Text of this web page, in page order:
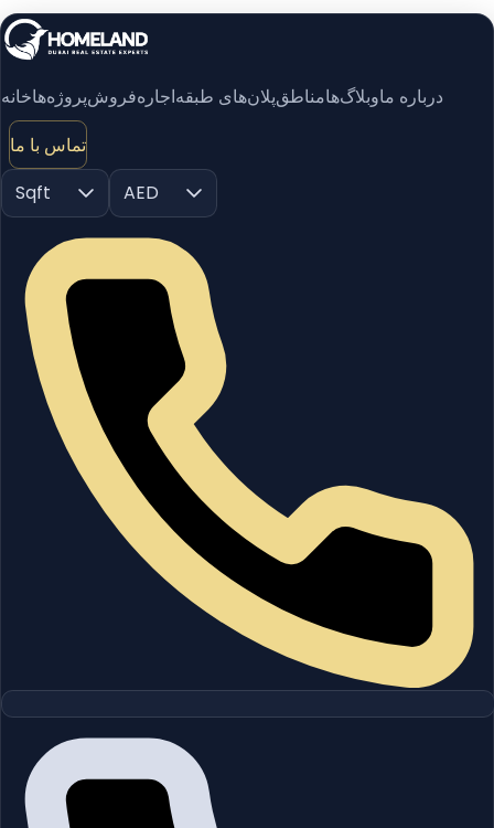
خانهپروژه‌هافروشاجارهپلان‌های طبقهمناطقوبلاگ‌هادرباره ما
تماس با ما
Sqft
AED